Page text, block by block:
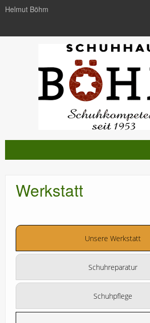
Helmut Böhm
TRENDS
DANKE
Werkstatt
Unsere Werkstatt
Schuhreparatur
Schuhpflege